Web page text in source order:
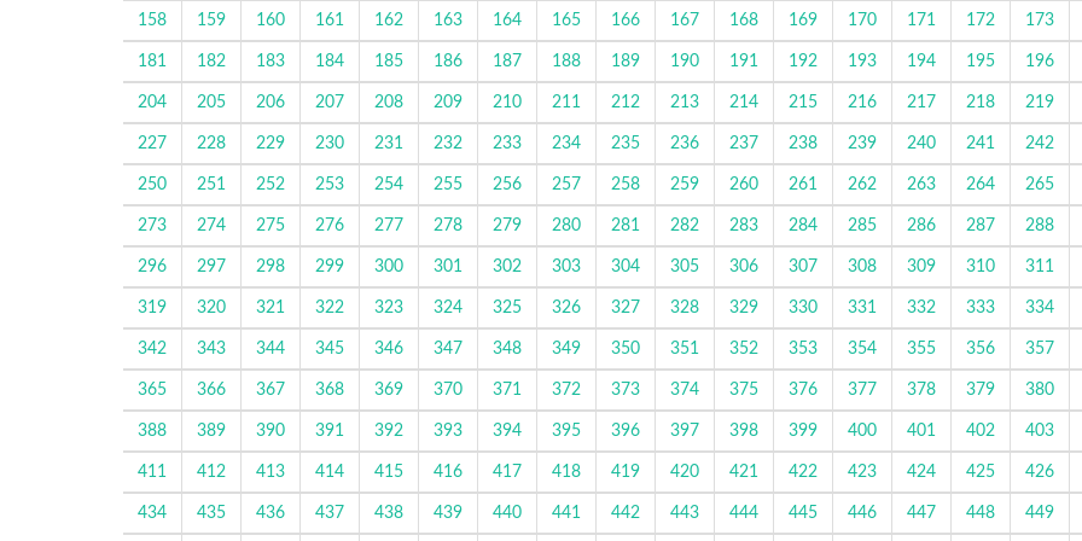
158 159 160 161 162 163 164 165 166 167 168 169 170 171 172 173
181 182 183 184 185 186 187 188 189 190 191 192 193 194 195 196
204 205 206 207 208 209 210 211 212 213 214 215 216 217 218 219
227 228 229 230 231 232 233 234 235 236 237 238 239 240 241 242
250 251 252 253 254 255 256 257 258 259 260 261 262 263 264 265
273 274 275 276 277 278 279 280 281 282 283 284 285 286 287 288
296 297 298 299 300 301 302 303 304 305 306 307 308 309 310 311
319 320 321 322 323 324 325 326 327 328 329 330 331 332 333 334
342 343 344 345 346 347 348 349 350 351 352 353 354 355 356 357
365 366 367 368 369 370 371 372 373 374 375 376 377 378 379 380
388 389 390 391 392 393 394 395 396 397 398 399 400 401 402 403
411 412 413 414 415 416 417 418 419 420 421 422 423 424 425 426
434 435 436 437 438 439 440 441 442 443 444 445 446 447 448 449